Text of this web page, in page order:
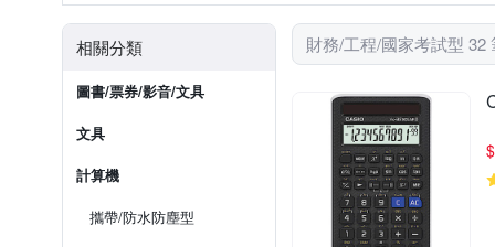
相關分類
圖書/票券/影音/文具
文具
計算機
攜帶/防水防塵型
財務/工程/國家考試型 32
$